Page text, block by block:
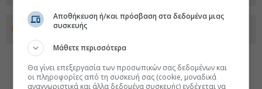
Προσθέστε το euro2day.gr στο Discover
Αποθήκευση ή/και πρόσβαση στα δεδομένα μιας
συσκευής
Μάθετε περισσότερα
Θα γίνει επεξεργασία των προσωπικών σας δεδομένων και
οι πληροφορίες από τη συσκευή σας (cookie, μοναδικά
αναγνωριστικά και άλλα δεδομένα συσκευής) ενδέχεται να